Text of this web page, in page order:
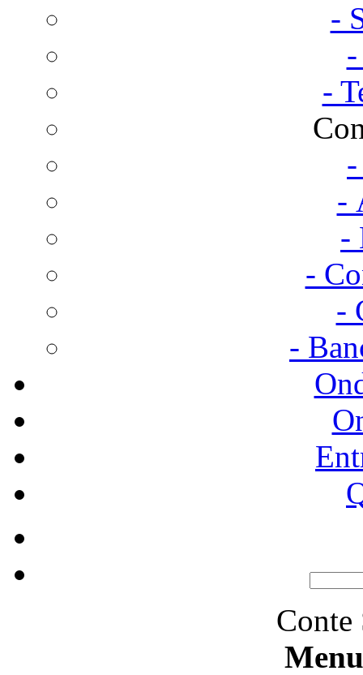
-
-
-
-
-
-
-
Conte